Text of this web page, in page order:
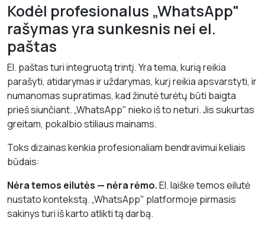
Kodėl profesionalus „WhatsApp"
rašymas yra sunkesnis nei el.
paštas
El. paštas turi integruotą trintį. Yra tema, kurią reikia
parašyti, atidarymas ir uždarymas, kurį reikia apsvarstyti, ir
numanomas supratimas, kad žinutė turėtų būti baigta
prieš siunčiant. „WhatsApp" nieko iš to neturi. Jis sukurtas
greitam, pokalbio stiliaus mainams.
Toks dizainas kenkia profesionaliam bendravimui keliais
būdais:
Nėra temos eilutės — nėra rėmo.El. laiške temos eilutė
nustato kontekstą. „WhatsApp" platformoje pirmasis
sakinys turi iš karto atlikti tą darbą.